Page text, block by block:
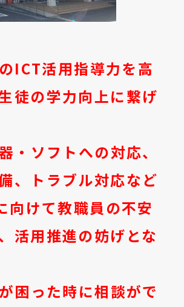
ICT活用指導力を高
徒の学力向上に繋げ
・ソフトへの対応、
、トラブル対応など
向けて教職員の不安
活用推進の妨げとな
困った時に相談がで